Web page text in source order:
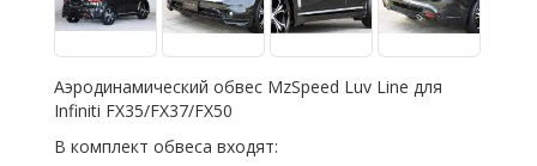
Аэродинамический обвес MzSpeed Luv Line для
Infiniti FX35/FX37/FX50
В комплект обвеса входят: